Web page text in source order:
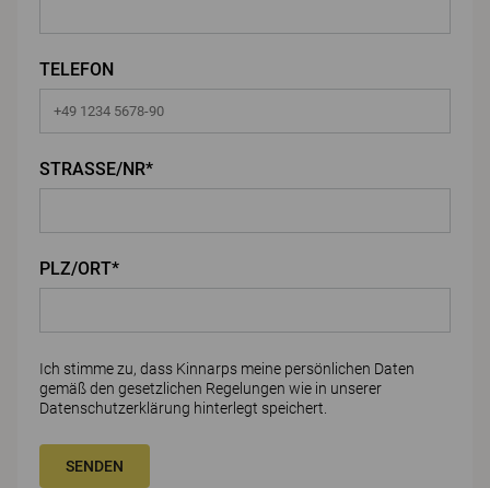
TELEFON
STRASSE/NR*
PLZ/ORT*
Ich stimme zu, dass Kinnarps meine persönlichen Daten
gemäß den gesetzlichen Regelungen wie in unserer
Datenschutzerklärung hinterlegt speichert.
SENDEN